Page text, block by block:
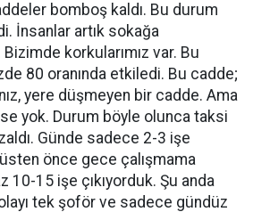
bomboş kaldı. Bu durum
İnsanlar artık sokağa
Bizimde korkularımız var. Bu
80 oranında etkiledi. Bu cadde;
yere düşmeyen bir cadde. Ama
yok. Durum böyle olunca taksi
Günde sadece 2-3 işe
önce gece çalışmama
10-15 işe çıkıyorduk. Şu anda
tek şoför ve sadece gündüz